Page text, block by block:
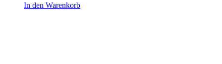
In den Warenkorb